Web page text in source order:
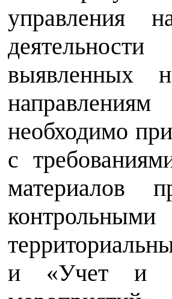
управления
выявленных
необходимо
с
материалов
и «Учет и